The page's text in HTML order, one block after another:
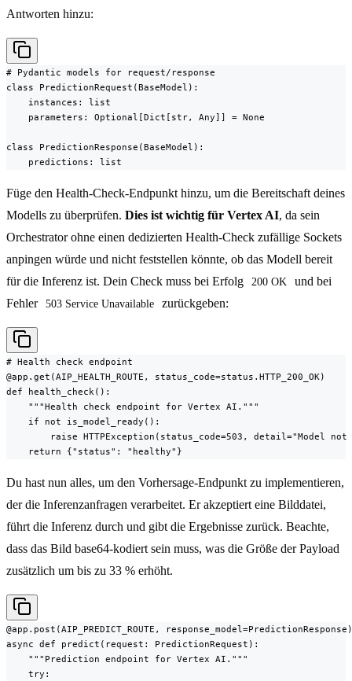
Antworten hinzu:
# Pydantic models for request/response
class PredictionRequest(BaseModel):
    instances: list
    parameters: Optional[Dict[str, Any]] = None
class PredictionResponse(BaseModel):
    predictions: list
Füge den Health-Check-Endpunkt hinzu, um die Bereitschaft deines
Modells zu überprüfen. Dies ist wichtig für Vertex AI, da sein
Orchestrator ohne einen dedizierten Health-Check zufällige Sockets
anpingen würde und nicht feststellen könnte, ob das Modell bereit
für die Inferenz ist. Dein Check muss bei Erfolg
200 OK
und bei
Fehler 503 Service Unavailable zurückgeben:
# Health check endpoint
@app.get(AIP_HEALTH_ROUTE, status_code=status.HTTP_200_OK)
def health_check():
    """Health check endpoint for Vertex AI."""
    if not is_model_ready():
raise HTTPException(status_code=503, detail="Model not
    return {"status": "healthy"}
Du hast nun alles, um den Vorhersage-Endpunkt zu implementieren,
der die Inferenzanfragen verarbeitet. Er akzeptiert eine Bilddatei,
führt die Inferenz durch und gibt die Ergebnisse zurück. Beachte,
dass das Bild base64-kodiert sein muss, was die Größe der Payload
zusätzlich um bis zu 33 % erhöht.
@app.post(AIP_PREDICT_ROUTE, response_model=PredictionResponse)
async def predict(request: PredictionRequest):
    """Prediction endpoint for Vertex AI."""
    try: